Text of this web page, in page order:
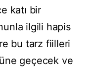
katı bir
ilgili hapis
bu tarz fiilleri
geçecek ve